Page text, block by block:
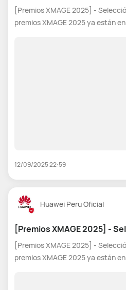
[Premios XMAGE 2025] - Selección
premios XMAGE 2025 ya están
12/09/2025 22:59
Huawei Peru Oficial
[Premios XMAGE 2025] -
[Premios XMAGE 2025] - Selección
premios XMAGE 2025 ya están